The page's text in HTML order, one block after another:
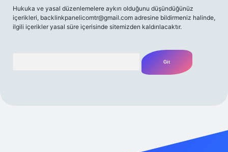
Hukuka ve yasal düzenlemelere aykırı olduğunu düşündüğünüz
içerikleri, backlinkpanelicomtr@gmail.com adresine bildirmeniz halinde,
ilgili içerikler yasal süre içerisinde sitemizden kaldırılacaktır.